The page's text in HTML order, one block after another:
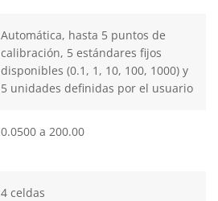
Automática, hasta 5 puntos de
calibración, 5 estándares fijos
disponibles (0.1, 1, 10, 100, 1000) y
5 unidades definidas por el usuario
0.0500 a 200.00
4 celdas